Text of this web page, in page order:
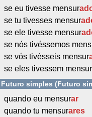
se eu tivesse mensur
se tu tivesses mensur
se ele tivesse mensur
se nós tivéssemos
se vós tivésseis mensur
se eles tivessem mensur
Futuro simples (Futuro
quando eu mensurar
quando tu mensurares